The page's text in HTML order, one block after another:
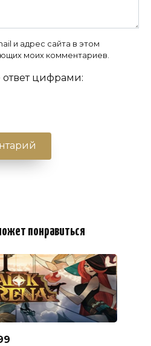
и адрес сайта в этом
моих комментариев.
ответ цифрами:
понравиться